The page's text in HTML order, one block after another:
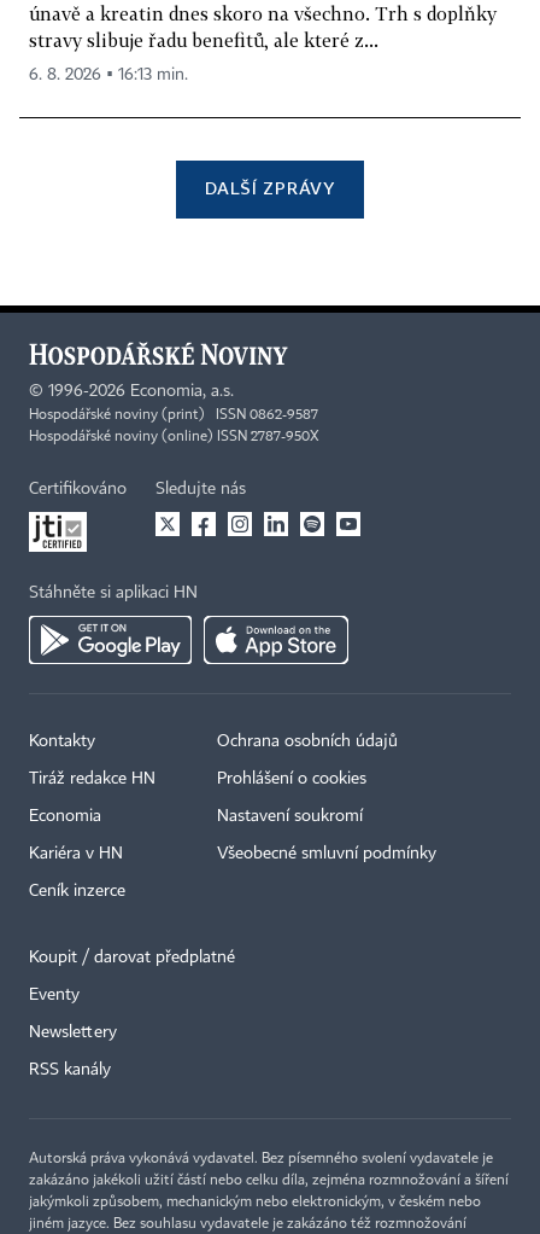
únavě a kreatin dnes skoro na všechno. Trh s doplňky
stravy slibuje řadu benefitů, ale které z...
6. 8. 2026 ▪ 16:13 min.
DALŠÍ ZPRÁVY
© 1996-2026 Economia, a.s.
Hospodářské noviny (print) ISSN 0862-9587
Hospodářské noviny (online) ISSN 2787-950X
Certifikováno Sledujte nás
Stáhněte si aplikaci HN
Kontakty
Tiráž redakce HN
Economia
Kariéra v HN
Ceník inzerce
Ochrana osobních údajů
Prohlášení o cookies
Nastavení soukromí
Všeobecné smluvní podmínky
Koupit / darovat předplatné
Eventy
Newslettery
RSS kanály
Autorská práva vykonává vydavatel. Bez písemného svolení vydavatele je
zakázáno jakékoli užití částí nebo celku díla, zejména rozmnožování a šíření
jakýmkoli způsobem, mechanickým nebo elektronickým, v českém nebo
jiném jazyce. Bez souhlasu vydavatele je zakázáno též rozmnožování